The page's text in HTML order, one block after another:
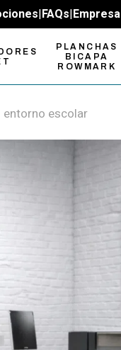
|FAQs|Empresa
PLANCHAS
BICAPA
ROWMARK
entorno escolar